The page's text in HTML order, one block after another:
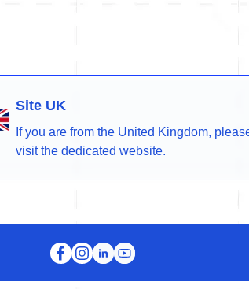
Site UK
If you are from the United Kingdom,
visit the dedicated website.